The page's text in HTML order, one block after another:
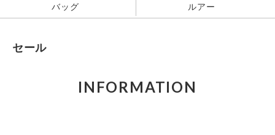
バッグ ルアー
セール
INFORMATION